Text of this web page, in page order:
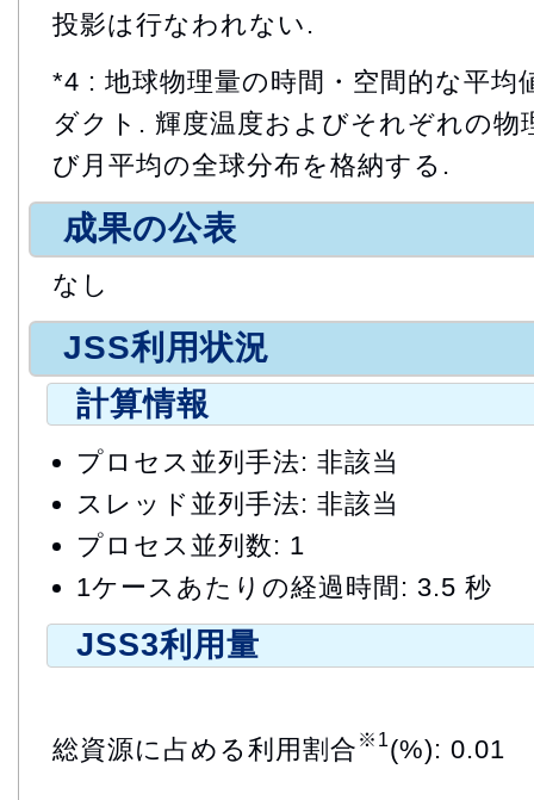
投影は行なわれない.
*4 : 地球物理量の時間・空間的な平均
ダクト. 輝度温度およびそれぞれの物
び月平均の全球分布を格納する.
成果の公表
なし
JSS利用状況
計算情報
プロセス並列手法: 非該当
スレッド並列手法: 非該当
プロセス並列数: 1
1ケースあたりの経過時間: 3.5 秒
JSS3利用量
総資源に占める利用割合 ※1(%): 0.01